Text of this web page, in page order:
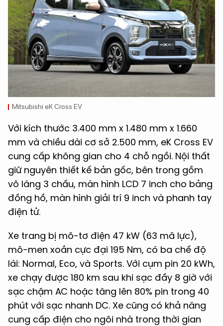
Mitsubishi eK Cross EV
Với kích thước 3.400 mm x 1.480 mm x 1.660
mm và chiều dài cơ sở 2.500 mm, eK Cross EV
cung cấp không gian cho 4 chỗ ngồi. Nội thất
giữ nguyên thiết kế bản gốc, bên trong gồm
vô lăng 3 chấu, màn hình LCD 7 inch cho bảng
đồng hồ, màn hình giải trí 9 inch và phanh tay
điện tử.
Xe trang bị mô-tơ điện 47 kW (63 mã lực),
mô-men xoắn cực đại 195 Nm, có ba chế độ
lái: Normal, Eco, và Sports. Với cụm pin 20 kWh,
xe chạy được 180 km sau khi sạc đầy 8 giờ với
sạc chậm AC hoặc tăng lên 80% pin trong 40
phút với sạc nhanh DC. Xe cũng có khả năng
cung cấp điện cho ngôi nhà trong thời gian